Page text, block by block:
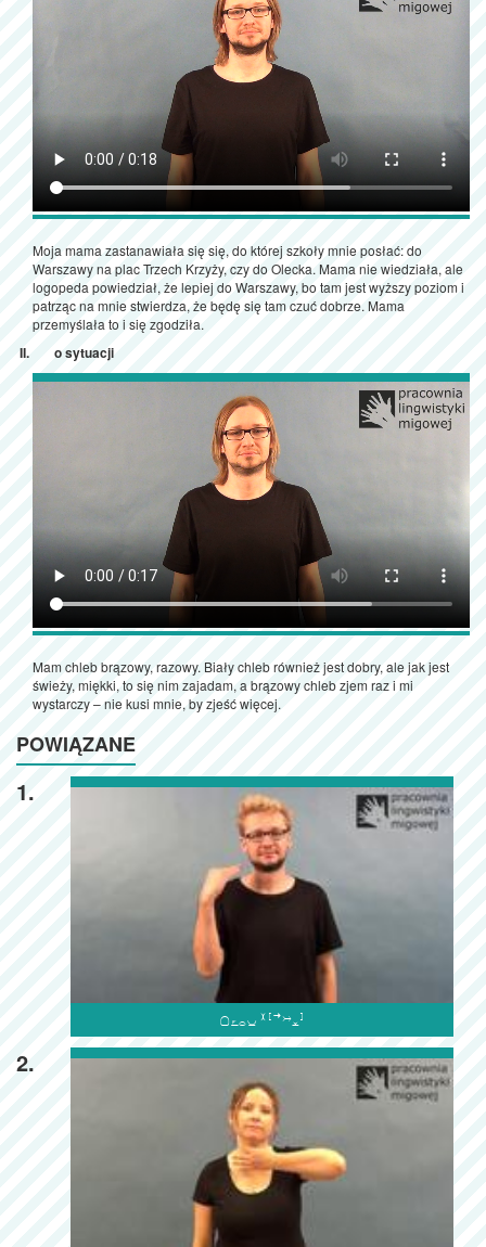
Moja mama zastanawiała się się, do której szkoły mnie posłać: do
Warszawy na plac Trzech Krzyży, czy do Olecka. Mama nie wiedziała, ale
logopeda powiedział, że lepiej do Warszawy, bo tam jest wyższy poziom i
patrząc na mnie stwierdza, że będę się tam czuć dobrze. Mama
przemyślała to i się zgodziła.
o sytuacji
Mam chleb brązowy, razowy. Biały chleb również jest dobry, ale jak jest
świeży, miękki, to się nim zajadam, a brązowy chleb zjem raz i mi
wystarczy – nie kusi mnie, by zjeść więcej.
POWIĄZANE
1.

2.